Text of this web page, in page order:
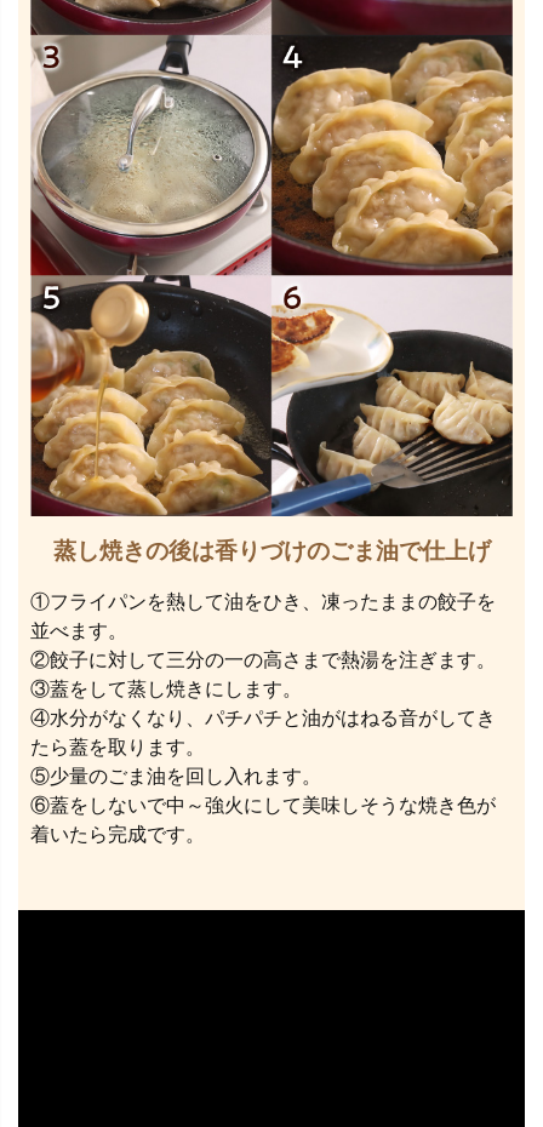
蒸し焼きの後は香りづけのごま油で仕上げ
①フライパンを熱して油をひき、凍ったままの餃子を
並べます。
②餃子に対して三分の一の高さまで熱湯を注ぎます。
③蓋をして蒸し焼きにします。
④水分がなくなり、パチパチと油がはねる音がしてき
たら蓋を取ります。
⑤少量のごま油を回し入れます。
⑥蓋をしないで中～強火にして美味しそうな焼き色が
着いたら完成です。